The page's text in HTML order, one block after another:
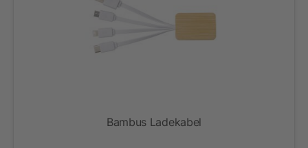
Bambus Ladekabel